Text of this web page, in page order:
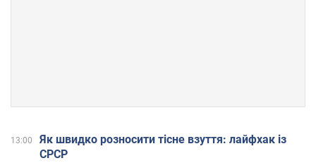
Як швидко розносити тісне взуття: лайфхак із
СРСР
13:00